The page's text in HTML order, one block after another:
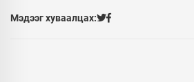
Мэдээг хуваалцах: